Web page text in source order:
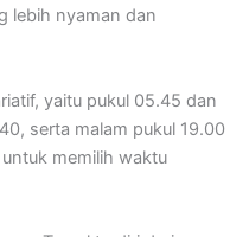
lebih nyaman dan
yaitu pukul 05.45 dan
serta malam pukul 19.00
memilih waktu